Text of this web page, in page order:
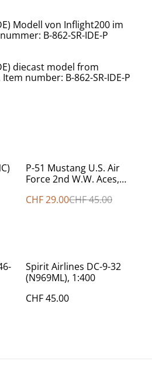
Modell von Inflight200 im
B-862-SR-IDE-P
diecast model from
number: B-862-SR-IDE-P
%
P-51 Mustang U.S. Air
Force 2nd W.W. Aces,
CHF 29.00CHF 45.00
Spirit Airlines DC-9-32
(N969ML), 1:400
CHF 45.00